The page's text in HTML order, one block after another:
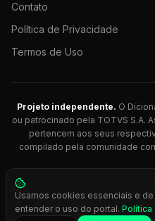
Contato
Política de Privacidade
Termos de Uso
Projeto independente. O
ou patrocinado pela TOTVS S.A.
pertencem aos seus
compilado pela comunidade
© 2026 Dicionário Dev. Feito
Protheus.
Press Ctrl+K
Usamos cookies essenciais e
entender o uso do portal. Política